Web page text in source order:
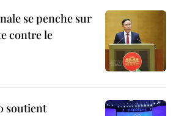
se penche sur
contre le
soutient